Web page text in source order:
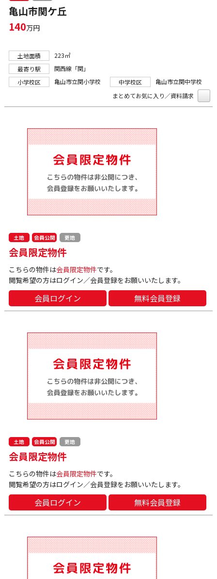
亀山市関ケ丘
140万円
土地面積
223㎡
最寄り駅
関西線「関」
小学校区
亀山市立関小学校 中学校区
亀山市立関中学校
まとめてお気に入り／資料請求
土地 会員公開 更地
会員限定物件
こちらの物件は会員限定物件です。
閲覧希望の方はログイン／会員登録をお願いいたします。
会員ログイン 無料会員登録
土地 会員公開 更地
会員限定物件
こちらの物件は会員限定物件です。
閲覧希望の方はログイン／会員登録をお願いいたします。
会員ログイン 無料会員登録